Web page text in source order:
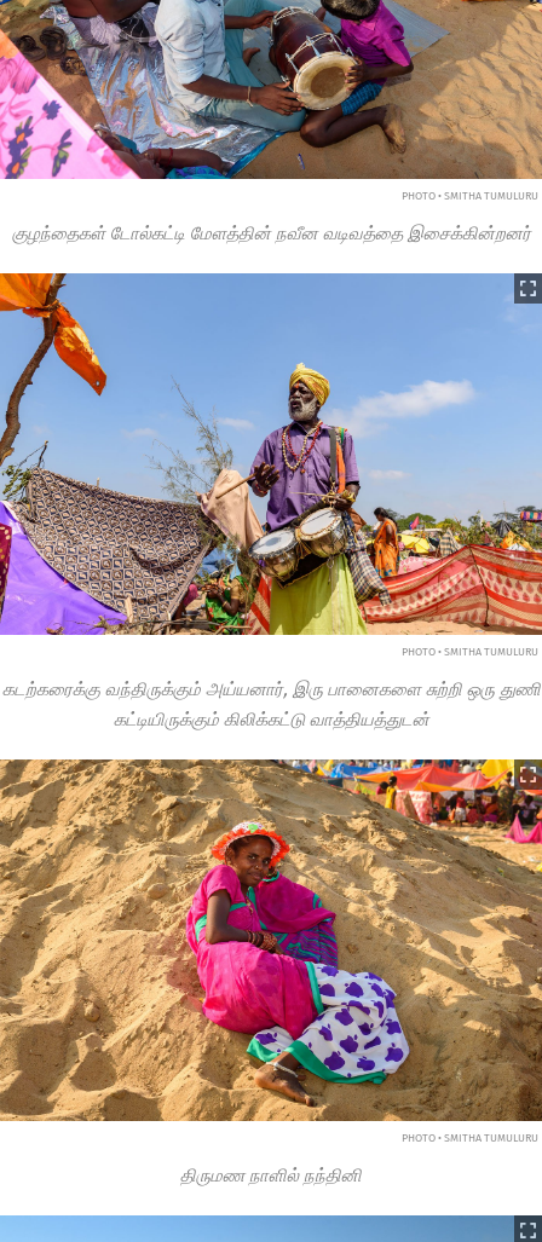
PHOTO • SMITHA TUMULURU
குழந்தைகள் டோல்கட்டி மேளத்தின் நவீன வடிவத்தை இசைக்கின்றனர்
PHOTO • SMITHA TUMULURU
கடற்கரைக்கு வந்திருக்கும் அய்யனார், இரு பானைகளை சுற்றி ஒரு துணி
கட்டியிருக்கும் கிலிக்கட்டு வாத்தியத்துடன்
PHOTO • SMITHA TUMULURU
திருமண நாளில் நந்தினி